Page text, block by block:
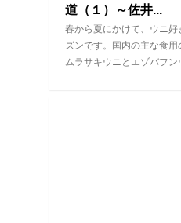
道（１）～佐井...
春から夏にかけて、ウニ
ズンです。国内の主な食
ムラサキウニとエゾバフ